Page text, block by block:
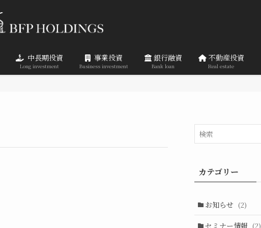
中長期投資
Long investment
事業投資
Business investment
銀行融資
Bank loan
不動産投資
Real estate
カテゴリー
お知らせ (2)
セミナー情報 (2)